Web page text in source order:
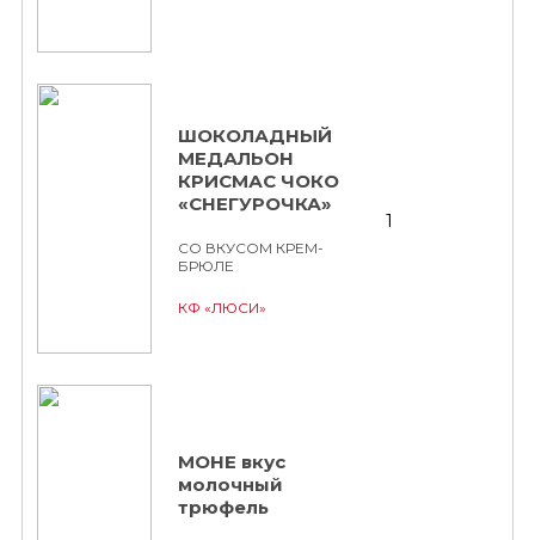
ШОКОЛАДНЫЙ
МЕДАЛЬОН
КРИСМАС ЧОКО
«СНЕГУРОЧКА»
СО ВКУСОМ КРЕМ-
БРЮЛЕ
КФ «ЛЮСИ»
1
МОНЕ вкус
молочный
трюфель